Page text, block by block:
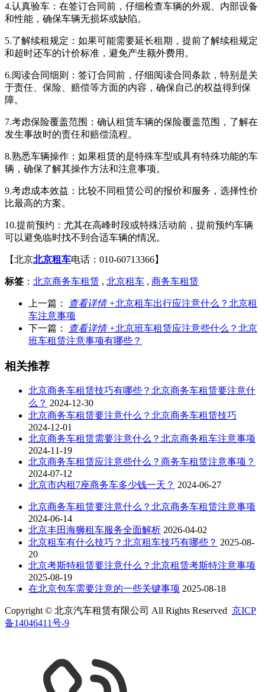
4.认真验车：在签订合同前，仔细检查车辆的外观、内部设备
和性能，确保车辆无损坏或缺陷。
5.了解续租规定：如果可能需要延长租期，提前了解续租规定
和超时还车的计价标准，避免产生额外费用。
6.阅读合同细则：签订合同前，仔细阅读合同条款，特别是关
于责任、保险、赔偿等方面的内容，确保自己的权益得到保
障。
7.考虑保险覆盖范围：确认租赁车辆的保险覆盖范围，了解在
发生事故时的责任和赔偿流程。
8.熟悉车辆操作：如果租赁的是特殊车型或具有特殊功能的车
辆，确保了解其操作方法和注意事项。
9.考虑成本效益：比较不同租赁公司的报价和服务，选择性价
比最高的方案。
10.提前预约：尤其在高峰时段或特殊活动前，提前预约车辆
可以避免临时找不到合适车辆的情况。
【北京北京租车电话：010-60713366】
标签 ： 北京商务车租赁 , 北京租车 , 商务车租赁
上一篇： 查看详情 +北京租车出行应注意什么？北京租
车注意事项
下一篇：
查看详情 +北京班车租赁应注意些什么？北京
班车租赁注意事项有哪些？
相关推荐
北京商务车租赁技巧有哪些？北京商务车租赁要注意什
么？ 2024-12-30
北京商务车租赁要注意什么？北京商务车租赁技巧
2024-12-01
北京商务车租赁需要注意什么？北京商务租车注意事项
2024-11-19
北京商务车租赁应注意些什么？商务车租赁注意事项？
2024-07-12
北京市内租7座商务车多少钱一天？ 2024-06-27
北京商务车租赁要注意什么？北京商务车租赁注意事项
2024-06-14
北京丰田海狮租车服务全面解析 2026-04-02
北京租车有什么技巧？北京租车技巧有哪些？ 2025-08-
20
北京考斯特租赁要注意什么？北京租赁考斯特注意事项
2025-08-19
在北京包车需要注意的一些关键事项 2025-08-18
Copyright © 北京汽车租赁有限公司 All Rights Reserved 京ICP
备14046411号-9